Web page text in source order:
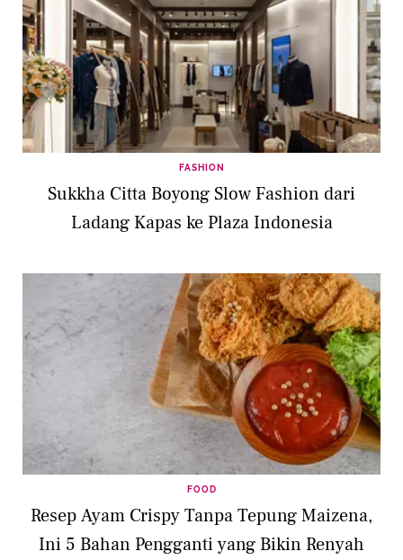
FASHION
Sukkha Citta Boyong Slow Fashion dari
Ladang Kapas ke Plaza Indonesia
FOOD
Resep Ayam Crispy Tanpa Tepung Maizena,
Ini 5 Bahan Pengganti yang Bikin Renyah